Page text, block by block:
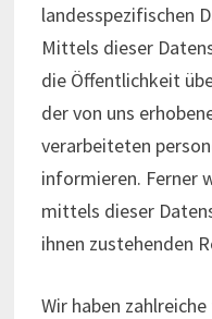
landesspezifischen
Mittels dieser
die Öffentlichkeit
der von uns
verarbeiteten
informieren. Ferner
mittels dieser
ihnen zustehenden
Wir haben